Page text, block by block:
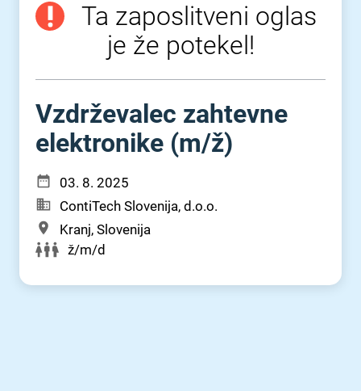
Ta zaposlitveni oglas
je že potekel!
Vzdrževalec zahtevne
elektronike (m⁠/⁠ž)
03. 8. 2025
ContiTech Slovenija, d.o.o.
Kranj, Slovenija
ž/m/d